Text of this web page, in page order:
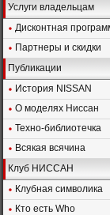
Услуги владельцам
Дисконтная
Партнеры и скидки
Публикации
История NISSAN
О моделях Ниссан
Техно-библиотечка
Всякая всячина
Клуб НИССАН
Клубная символика
Кто есть Who